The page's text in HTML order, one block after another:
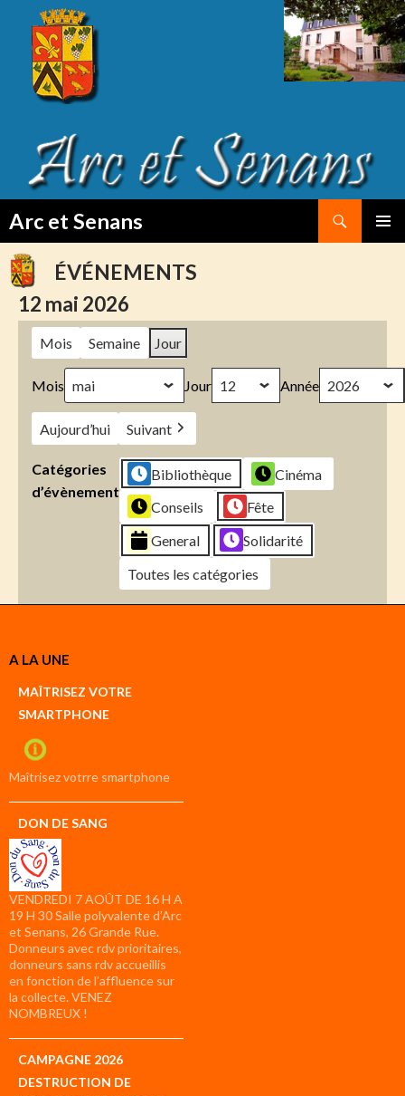
Arc et Senans
TO
CONTENTÉVÉNEMENTS
12 mai 2026
Mois Semaine Jour
Mois Jour Année
Aujourd’hui Suivant
Catégories
d’évènement
Bibliothèque
Cinéma
Conseils
Fête
General
Solidarité
Toutes les catégories
Créer
compte
compte
A LA UNE
MAÎTRISEZ VOTRE
SMARTPHONE
Maîtrisez votrre smartphone
DON DE SANG
VENDREDI 7 AOÛT DE 16 H A
19 H 30 Salle polyvalente d’Arc
et Senans, 26 Grande Rue.
Donneurs avec rdv prioritaires,
donneurs sans rdv accueillis
en fonction de l’affluence sur
la collecte. VENEZ
NOMBREUX !
CAMPAGNE 2026
DESTRUCTION DE